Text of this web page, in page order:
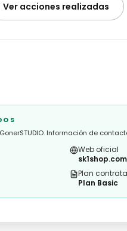
Ver acciones realizadas
Información de
Web oficial
sk1shop.com
Plan
Plan Basic